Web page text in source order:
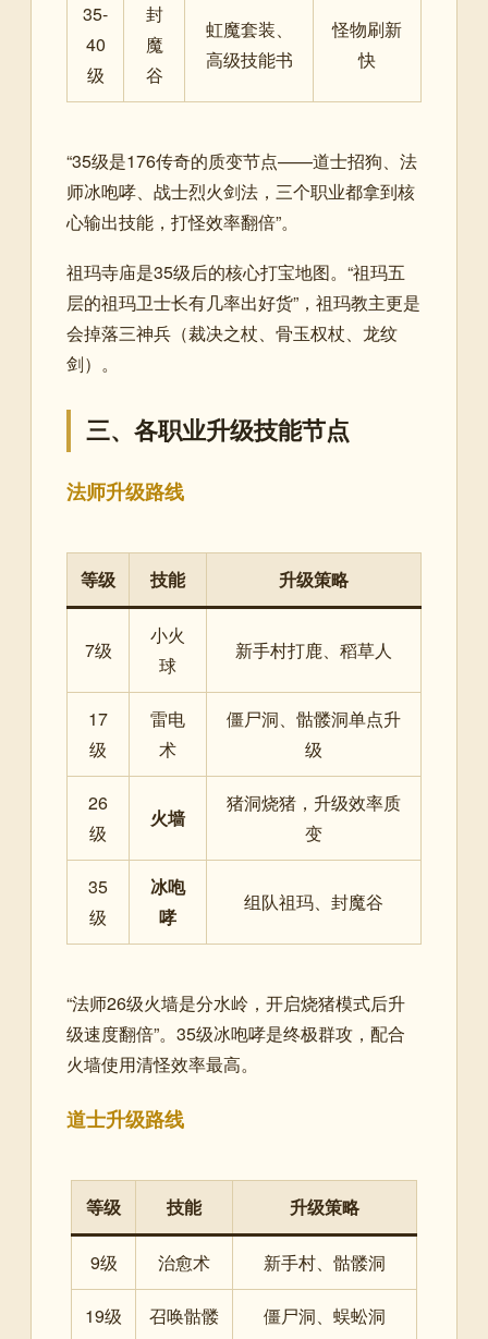
35-
40
级
封
魔
谷
虹魔套装、
高级技能书
怪物刷新
快
“35级是176传奇的质变节点——道士招狗、法
师冰咆哮、战士烈火剑法，三个职业都拿到核
心输出技能，打怪效率翻倍”。
祖玛寺庙是35级后的核心打宝地图。“祖玛五
层的祖玛卫士长有几率出好货”，祖玛教主更是
会掉落三神兵（裁决之杖、骨玉权杖、龙纹
剑）。
三、各职业升级技能节点
法师升级路线
等级 技能 升级策略
7级
小火
球
新手村打鹿、稻草人
17
级
雷电
术
僵尸洞、骷髅洞单点升
级
26
级
火墙
猪洞烧猪，升级效率质
变
35
级
冰咆
哮
组队祖玛、封魔谷
“法师26级火墙是分水岭，开启烧猪模式后升
级速度翻倍”。35级冰咆哮是终极群攻，配合
火墙使用清怪效率最高。
道士升级路线
等级 技能 升级策略
9级 治愈术 新手村、骷髅洞
19级 召唤骷髅 僵尸洞、蜈蚣洞